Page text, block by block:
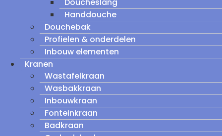
Handdouche
Douchebak
Profielen & onderdelen
Inbouw elementen
Kranen
Wastafelkraan
Wasbakkraan
Inbouwkraan
Fonteinkraan
Badkraan